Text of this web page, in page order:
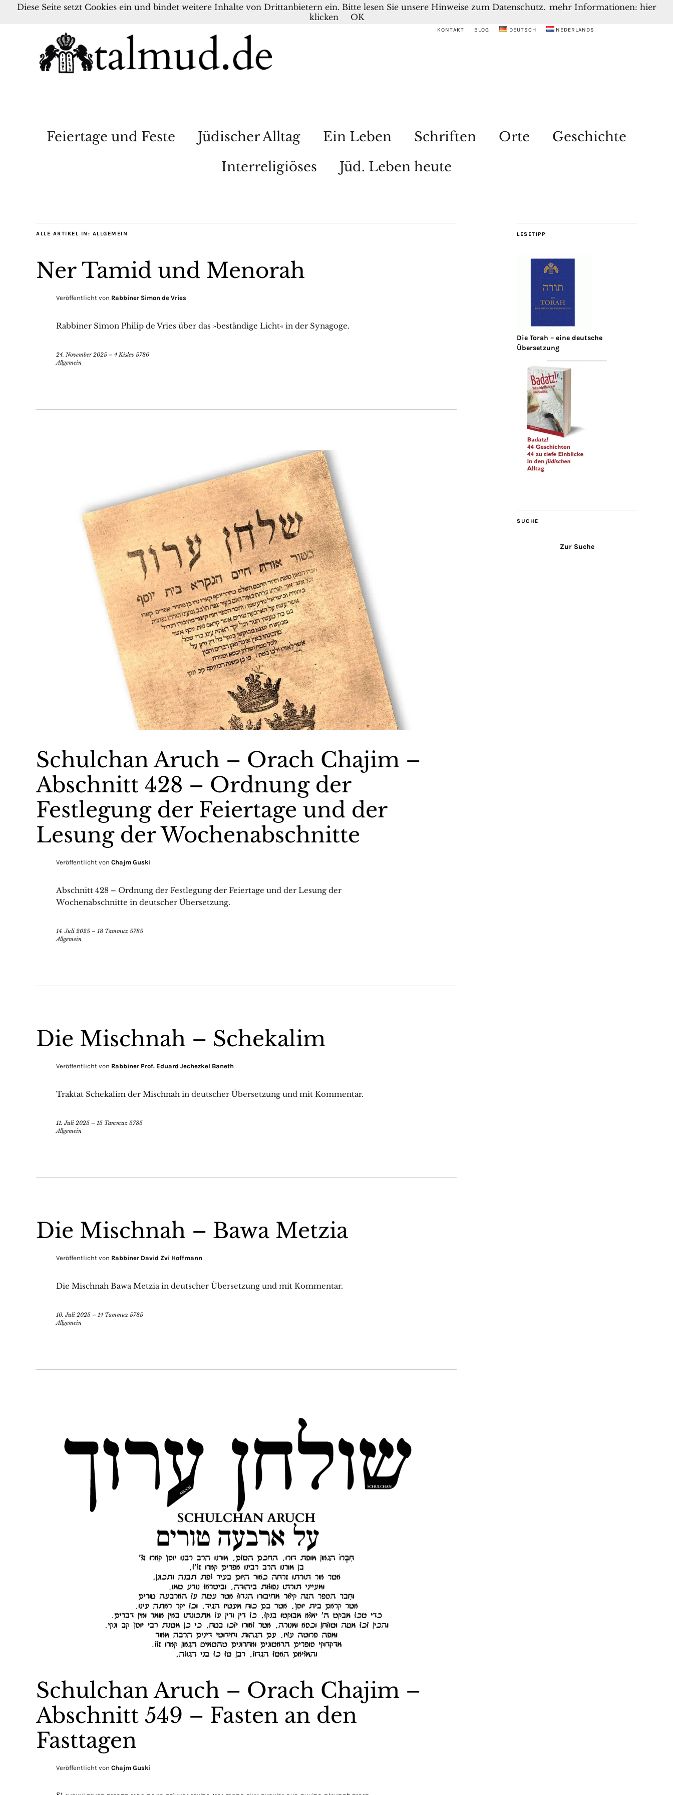
KONTAKT BLOG DEUTSCH NEDERLANDS
Feiertage und Feste Jüdischer Alltag Ein Leben Schriften Orte
Geschichte
Interreligiöses
Jüd. Leben heute
ALLE ARTIKEL IN: ALLGEMEIN
Ner Tamid und Menorah
Veröffentlicht von Rabbiner Simon de Vries
Rabbiner Simon Philip de Vries über das »beständige Licht« in der Synagoge.
24. November 2025 – 4 Kislev 5786
Allgemein
Schulchan Aruch – Orach Chajim –
Abschnitt 428 – Ordnung der
Festlegung der Feiertage und der
Lesung der Wochenabschnitte
Veröffentlicht von Chajm Guski
Abschnitt 428 – Ordnung der Festlegung der Feiertage und der Lesung der
Wochenabschnitte in deutscher Übersetzung.
14. Juli 2025 – 18 Tammuz 5785
Allgemein
Die Mischnah – Schekalim
Veröffentlicht von Rabbiner Prof. Eduard Jechezkel Baneth
Traktat Schekalim der Mischnah in deutscher Übersetzung und mit Kommentar.
11. Juli 2025 – 15 Tammuz 5785
Allgemein
Die Mischnah – Bawa Metzia
Veröffentlicht von Rabbiner David Zvi Hoffmann
Die Mischnah Bawa Metzia in deutscher Übersetzung und mit Kommentar.
10. Juli 2025 – 14 Tammuz 5785
Allgemein
Schulchan Aruch – Orach Chajim –
Abschnitt 549 – Fasten an den
Fasttagen
Veröffentlicht von Chajm Guski
LESETIPP
Die Torah – eine deutsche
Übersetzung
SUCHE
Zur Suche
Diese Seite setzt Cookies ein und bindet weitere Inhalte von Drittanbietern ein. Bitte lesen Sie unsere Hinweise zum Datenschutz. mehr Informationen: hier
klicken
OK